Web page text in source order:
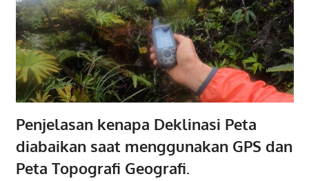
Penjelasan kenapa Deklinasi Peta
diabaikan saat menggunakan GPS dan
Peta Topografi Geografi.